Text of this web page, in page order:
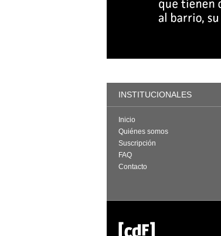
INSTITUCIONALES
Inicio
Quiénes somos
Suscripción
FAQ
Contacto